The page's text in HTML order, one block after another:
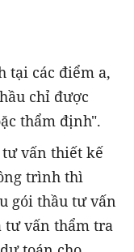
tại các điểm a,
chỉ được
thẩm định".
tư vấn thiết kế
trình thì
gói thầu tư vấn
tư vấn thẩm tra